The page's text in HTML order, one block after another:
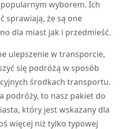
wyborem. Ich
sprawiają, że są one
dla miast jak i przedmieść.
ulepszenie w transporcie,
się podróżą w sposób
środkach transportu.
podróży, to nasz pakiet do
który jest wskazany dla
więcej niż tylko typowej